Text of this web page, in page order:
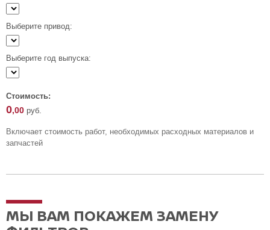
Выберите привод:
Выберите год выпуска:
Стоимость:
0,00 руб.
Включает стоимость работ, необходимых расходных материалов и
запчастей
МЫ ВАМ ПОКАЖЕМ ЗАМЕНУ